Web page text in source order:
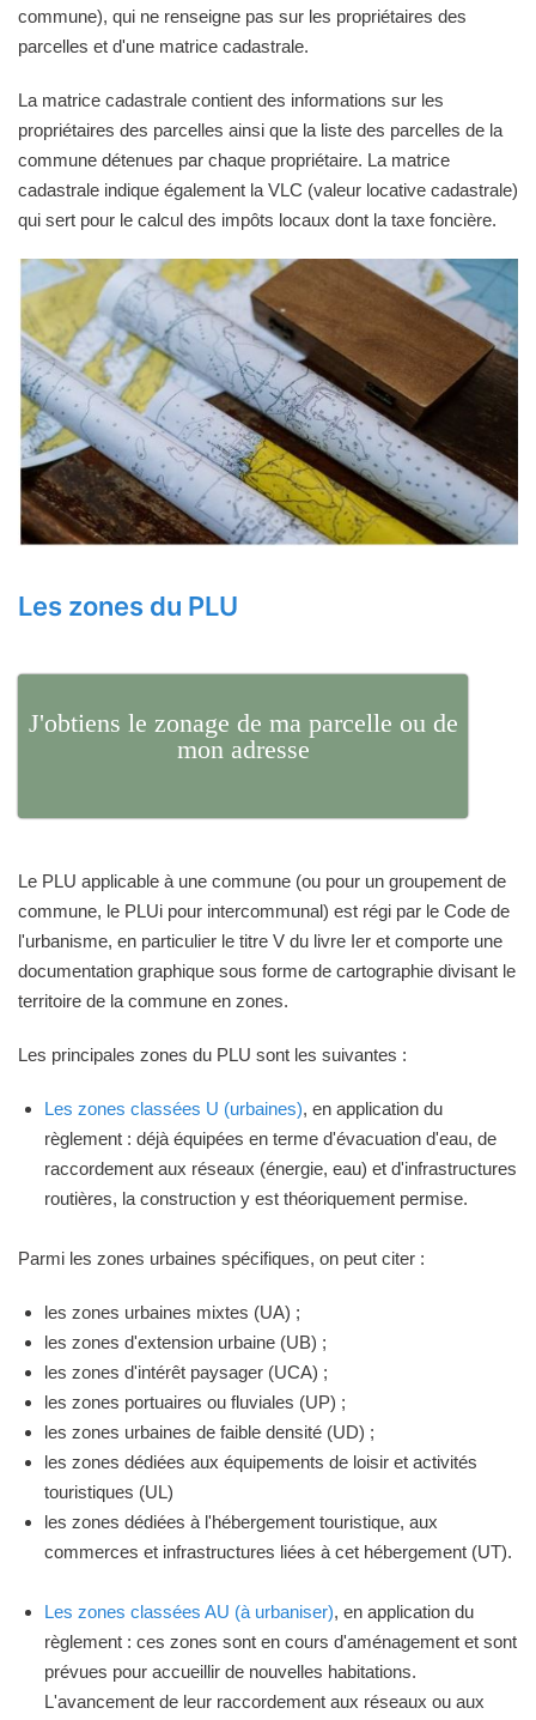
commune), qui ne renseigne pas sur les propriétaires des
parcelles et d'une matrice cadastrale.
La matrice cadastrale contient des informations sur les
propriétaires des parcelles ainsi que la liste des parcelles de la
commune détenues par chaque propriétaire. La matrice
cadastrale indique également la VLC (valeur locative cadastrale)
qui sert pour le calcul des impôts locaux dont la taxe foncière.
Les zones du PLU
J'obtiens le zonage de ma parcelle ou de
mon adresse
Le PLU applicable à une commune (ou pour un groupement de
commune, le PLUi pour intercommunal) est régi par le Code de
l'urbanisme, en particulier le titre V du livre Ier et comporte une
documentation graphique sous forme de cartographie divisant le
territoire de la commune en zones.
Les principales zones du PLU sont les suivantes :
Les zones classées U (urbaines), en application du
règlement : déjà équipées en terme d'évacuation d'eau, de
raccordement aux réseaux (énergie, eau) et d'infrastructures
routières, la construction y est théoriquement permise.
Parmi les zones urbaines spécifiques, on peut citer :
les zones urbaines mixtes (UA) ;
les zones d'extension urbaine (UB) ;
les zones d'intérêt paysager (UCA) ;
les zones portuaires ou fluviales (UP) ;
les zones urbaines de faible densité (UD) ;
les zones dédiées aux équipements de loisir et activités
touristiques (UL)
les zones dédiées à l'hébergement touristique, aux
commerces et infrastructures liées à cet hébergement (UT).
Les zones classées AU (à urbaniser), en application du
règlement : ces zones sont en cours d'aménagement et sont
prévues pour accueillir de nouvelles habitations.
L'avancement de leur raccordement aux réseaux ou aux